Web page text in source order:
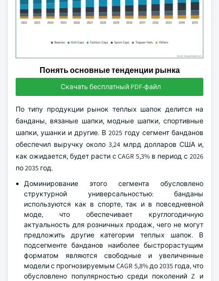
Понять основные тенденции рынка
Скачать бесплатный PDF-файл
По типу продукции рынок теплых шапок делится на
банданы, вязаные шапки, модные шапки, спортивные
шапки, ушанки и другие. В 2025 году сегмент банданов
обеспечил выручку около 3,24 млрд долларов США и,
как ожидается, будет расти с CAGR 5,3% в период с 2026
по 2035 год.
Доминирование этого сегмента обусловлено
структурной универсальностью: банданы
используются как в спорте, так и в повседневной
моде, что обеспечивает круглогодичную
актуальность для розничных продаж, чего не могут
предложить другие категории теплых шапок. В
подсегменте банданов наиболее быстрорастущим
форматом являются свободные и увеличенные
модели с прогнозируемым CAGR 5,8% до 2035 года, что
обусловлено популярностью среди поколений Z и